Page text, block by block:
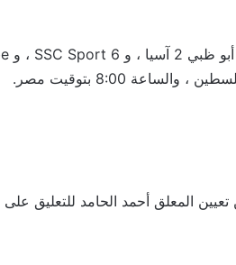
8:00 بتوقيت مصر.